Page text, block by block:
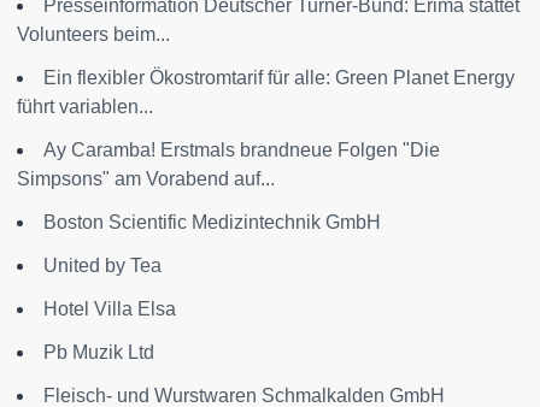
Presseinformation Deutscher Turner-Bund: Erima stattet
Volunteers beim...
Ein flexibler Ökostromtarif für alle: Green Planet Energy
führt variablen...
Ay Caramba! Erstmals brandneue Folgen "Die
Simpsons" am Vorabend auf...
Boston Scientific Medizintechnik GmbH
United by Tea
Hotel Villa Elsa
Pb Muzik Ltd
Fleisch- und Wurstwaren Schmalkalden GmbH